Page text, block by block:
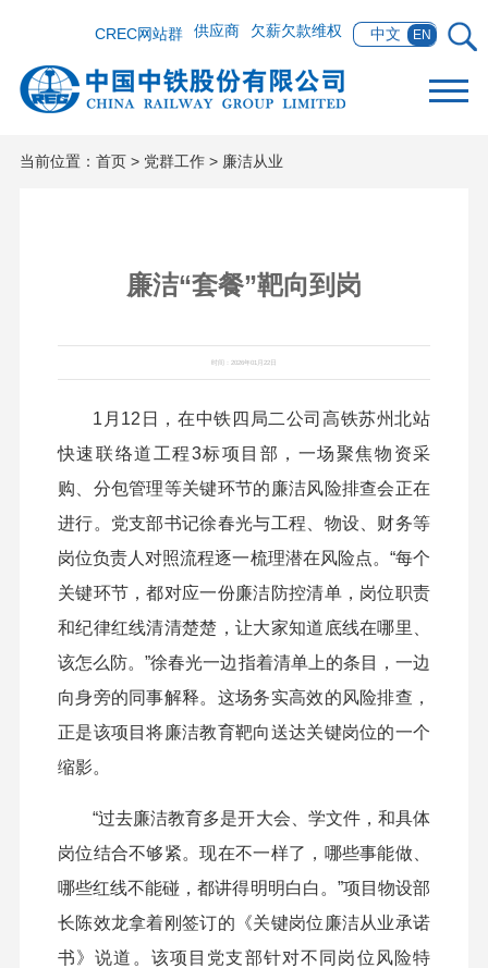
中文 EN
欠薪欠款维权
供应商
CREC网站群
当前位置： 首页> 党群工作> 廉洁从业
廉洁“套餐”靶向到岗
时间：2026年01月22日
1月12日，在中铁四局二公司高铁苏州北站
快速联络道工程3标项目部，一场聚焦物资采
购、分包管理等关键环节的廉洁风险排查会正在
进行。党支部书记徐春光与工程、物设、财务等
岗位负责人对照流程逐一梳理潜在风险点。“每个
关键环节，都对应一份廉洁防控清单，岗位职责
和纪律红线清清楚楚，让大家知道底线在哪里、
该怎么防。”徐春光一边指着清单上的条目，一边
向身旁的同事解释。这场务实高效的风险排查，
正是该项目将廉洁教育靶向送达关键岗位的一个
缩影。
“过去廉洁教育多是开大会、学文件，和具体
岗位结合不够紧。现在不一样了，哪些事能做、
哪些红线不能碰，都讲得明明白白。”项目物设部
长陈效龙拿着刚签订的《关键岗位廉洁从业承诺
书》说道。该项目党支部针对不同岗位风险特